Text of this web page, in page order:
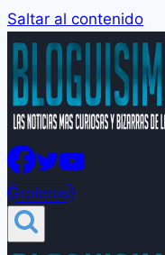
Saltar al contenido
Groleros!